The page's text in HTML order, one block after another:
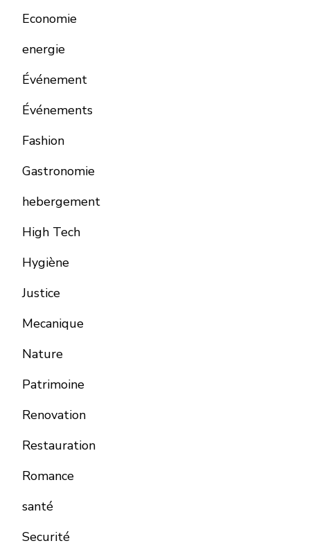
Economie
energie
Événement
Événements
Fashion
Gastronomie
hebergement
High Tech
Hygiène
Justice
Mecanique
Nature
Patrimoine
Renovation
Restauration
Romance
santé
Securité